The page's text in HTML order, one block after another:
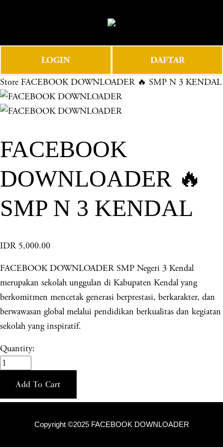
e
e
n
u
LOGIN DAFTAR
Store FACEBOOK DOWNLOADER 🔥 SMP N 3 KENDAL
FACEBOOK
DOWNLOADER 🔥
SMP N 3 KENDAL
IDR 5,000.00
FACEBOOK DOWNLOADER SMP Negeri 3 Kendal
merupakan sekolah unggulan di Kabupaten Kendal yang
berkomitmen mencetak generasi berprestasi, berkarakter, dan
berwawasan global melalui pendidikan berkualitas dan kegiatan
sekolah yang inspiratif.
Quantity:
Add To Cart
Copyright ©2025 FACEBOOK DOWNLOADER